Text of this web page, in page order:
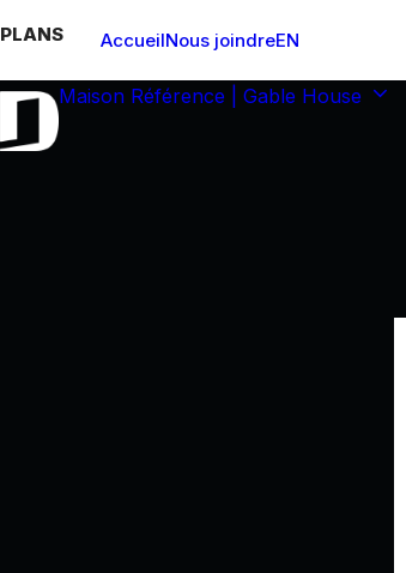
PLANS AccueilNous joindreEN
Maison Référence | Gable House